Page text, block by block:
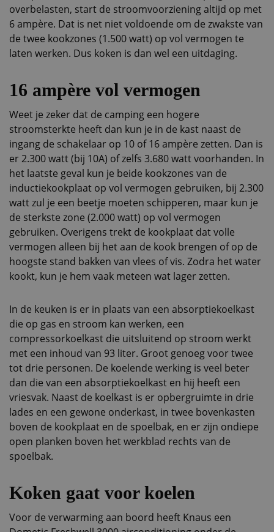
overbelasten, start de stroomvoorziening altijd op met
6 ampère. Dat is net niet voldoende om de zwakste van
de twee kookzones (1.500 watt) op vol vermogen te
laten werken. Dus koken is dan wel een uitdaging.
16 ampère vol vermogen
Weet je zeker dat de camping een hogere
stroomsterkte heeft dan kun je in de kast naast de
ingang de schakelaar op 10 of 16 ampère zetten. Dan is
er 2.300 watt (bij 10A) of zelfs 3.680 watt voorhanden. In
het laatste geval kun je beide kookzones van de
inductiekookplaat op vol vermogen gebruiken, bij 2.300
watt zul je een beetje moeten schipperen, maar kun je
de sterkste zone (2.000 watt) op vol vermogen
gebruiken. Overigens trekt de kookplaat dat volle
vermogen alleen bij het aan de kook brengen of op de
hoogste stand bakken van vlees of vis. Zodra het water
kookt, kun je hem vaak meteen wat lager zetten.
In de keuken is er in plaats van een absorptiekoelkast
die op gas en stroom kan werken, een
compressorkoelkast die uitsluitend op stroom werkt
met een inhoud van 93 liter. Groot genoeg voor twee
tot drie personen. De koelende werking is veel beter
dan die van een absorptiekoelkast en hij heeft een
vriesvak. Naast de koelkast is er opbergruimte in drie
lades en een gewone onderkast, in twee bovenkasten
boven de kookplaat en de spoelbak, en er zijn ondiepe
open planken boven het werkblad rechts van de
spoelbak.
Koken gaat voor koelen
Voor de verwarming aan boord heeft Knaus een